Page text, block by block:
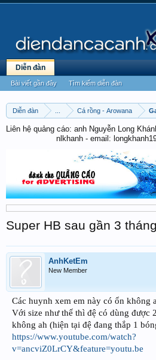
Diễn đàn Cá rồng - Arowana
Liên hệ quảng cáo: anh Nguyễn Long
nlkhanh - email:
Super HB sau gần 3
AnhKetEm
New Member
Các huynh xem em này có ổn không
Với size như thế thì đệ có dùng được
không ah (hiện tại đệ đang thắp 1
https://www.youtube.com/watch?
v=ancviZ0LrCY&feature=youtu.be
Diễn đàn
Bài viết gần đây Tìm kiếm diễn đàn